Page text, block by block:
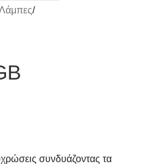
/
συνδυάζοντας τα